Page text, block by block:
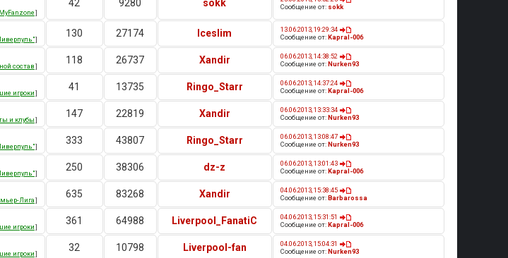
MyFanzone]
42 9280 sokk
Сообщение от: sokk
]
130 27174 Iceslim
13.06.2013, 19:29:34
Сообщение от:Kapral-006
состав]
118 26737 Xandir
06.06.2013, 14:38:52
Сообщение от:Nurken93
игроки]
41 13735 Ringo_Starr
06.06.2013, 14:37:24
Сообщение от:Kapral-006
и клубы]
147 22819 Xandir
06.06.2013, 13:33:34
Сообщение от:Nurken93
]
333 43807 Ringo_Starr
06.06.2013, 13:08:47
Сообщение от:Nurken93
]
250 38306 dz-z
06.06.2013, 13:01:43
Сообщение от:Kapral-006
Лига]
635 83268 Xandir
04.06.2013, 15:38:45
Сообщение от:Barbarossa
игроки]
361 64988 Liverpool_FanatiC
04.06.2013, 15:31:51
Сообщение от:Kapral-006
игроки]
32 10798 Liverpool-fan
04.06.2013, 15:04:31
Сообщение от:Nurken93